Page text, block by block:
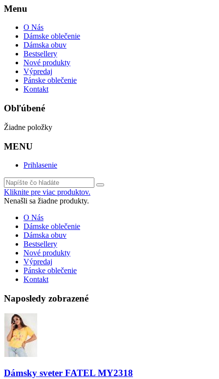
Menu
O Nás
Dámske oblečenie
Dámska obuv
Bestsellery
Nové produkty
Výpredaj
Pánske oblečenie
Kontakt
Obľúbené
Žiadne položky
MENU
Prihlasenie
Kliknite pre viac produktov.
Nenašli sa žiadne produkty.
O Nás
Dámske oblečenie
Dámska obuv
Bestsellery
Nové produkty
Výpredaj
Pánske oblečenie
Kontakt
Naposledy zobrazené
Dámsky sveter FATEL MY2318